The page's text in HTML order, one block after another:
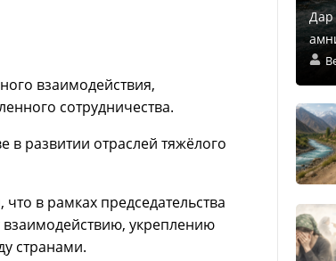
взаимодействия,
сотрудничества.
развитии отраслей тяжёлого
в рамках председательства
взаимодействию, укреплению
странами.
Дар